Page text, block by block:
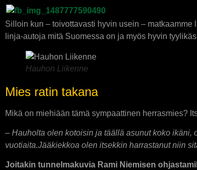
Silloin kun – toivottavasti hyvin usein –
linja-autoja mitä Suomessa on ja myös hyvin
Hauhon Liikenne
Mies ratin takana
Mikä on miehiään tämä sympaattinen herrasmies?
– Hauholta olen kotoisin ja täällä asunut koko ikäni,
vuotiaita.Jääkiekkoa olen itsekkin harrastanut niin
Joitakin tunnelmakuvia Rami Niemisen